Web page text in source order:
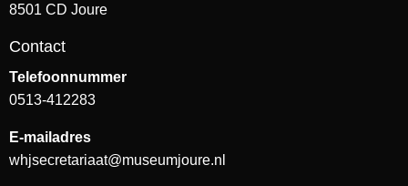
8501 CD Joure
Contact
Telefoonnummer
0513-412283
E-mailadres
whjsecretariaat@museumjoure.nl